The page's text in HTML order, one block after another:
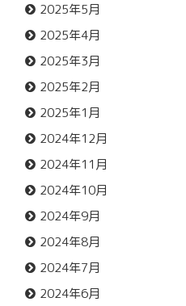
2025年5月
2025年4月
2025年3月
2025年2月
2025年1月
2024年12月
2024年11月
2024年10月
2024年9月
2024年8月
2024年7月
2024年6月